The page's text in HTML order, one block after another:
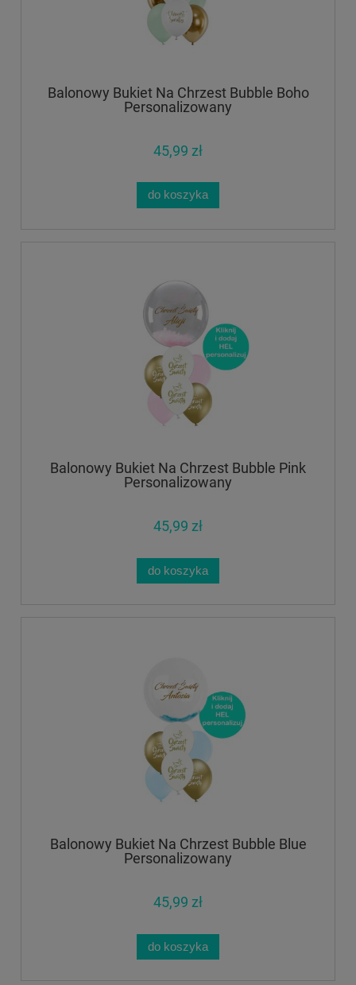
Balonowy Bukiet Na Chrzest Bubble Boho
Personalizowany
45,99 zł
do koszyka
Balonowy Bukiet Na Chrzest Bubble Pink
Personalizowany
45,99 zł
do koszyka
Balonowy Bukiet Na Chrzest Bubble Blue
Personalizowany
45,99 zł
do koszyka